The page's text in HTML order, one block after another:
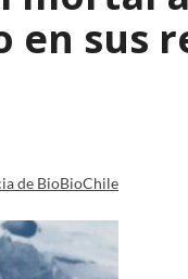
en sus
de BioBioChile